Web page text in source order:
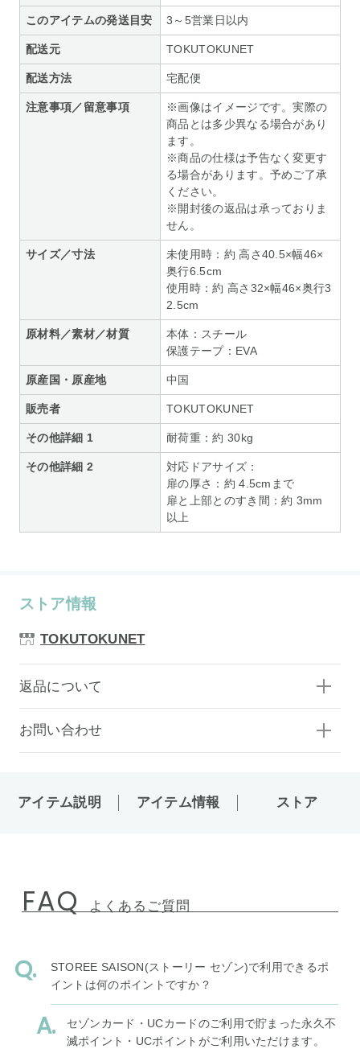
このアイテムの発送目安 3～5営業日以内
配送元 TOKUTOKUNET
配送方法 宅配便
注意事項／留意事項
※画像はイメージです。実際の
商品とは多少異なる場合があり
ます。
※商品の仕様は予告なく変更す
る場合があります。予めご了承
ください。
※開封後の返品は承っておりま
せん。
サイズ／寸法
未使用時：約 高さ40.5×幅46×
奥行6.5cm
使用時：約 高さ32×幅46×奥行3
2.5cm
原材料／素材／材質
本体：スチール
保護テープ：EVA
原産国・原産地 中国
販売者 TOKUTOKUNET
その他詳細 1 耐荷重：約 30kg
その他詳細 2
対応ドアサイズ：
扉の厚さ：約 4.5cmまで
扉と上部とのすき間：約 3mm
以上
ストア情報
TOKUTOKUNET
返品について
お問い合わせ
アイテム説明 アイテム情報 ストア
FAQ よくあるご質問
STOREE SAISON(ストーリー セゾン)で利用できるポ
イントは何のポイントですか？
セゾンカード・UCカードのご利用で貯まった永久不
滅ポイント・UCポイントがご利用いただけます。